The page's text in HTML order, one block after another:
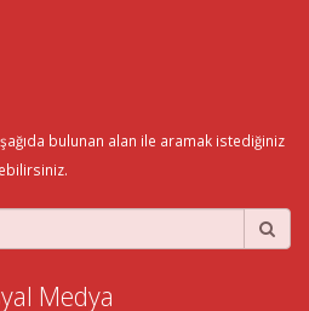
bulunan alan ile aramak istediğiniz
Medya